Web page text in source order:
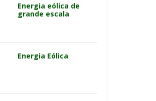
Energia eólica de
grande escala
Energia Eólica